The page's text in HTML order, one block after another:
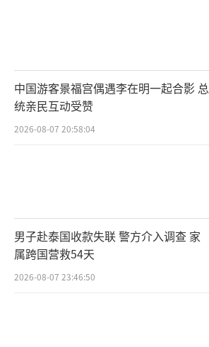
中国游客景福宫偶遇李在明一起合影 总
统亲民互动受赞
2026-08-07 20:58:04
男子赴泰国收款失联 警方介入调查 家
属跨国营救54天
2026-08-07 23:46:50